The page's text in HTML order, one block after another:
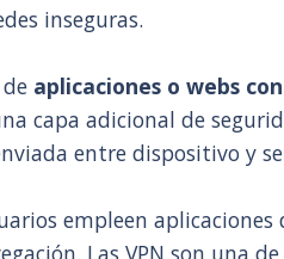
inseguras.
aplicaciones o webs
capa adicional de
entre dispositivo y
empleen aplicaciones
Las VPN son una